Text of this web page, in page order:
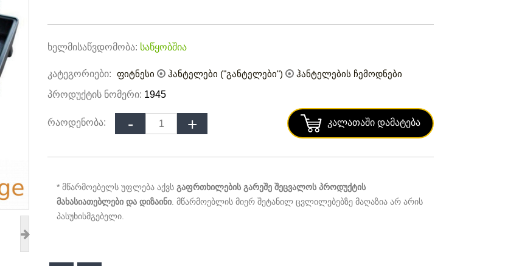
ხელმისაწვდომობა: საწყობშია
კატეგორიები: ფიტნესი ჰანტელები ("განტელები")
ჰანტელების ჩემოდნები
პროდუქტის ნომერი: 1945
რაოდენობა: Კალათაში Დამატება
* მწარმოებელს უფლება აქვს გაფრთხილების გარეშე შეცვალოს პროდუქტის
მახასიათებლები და დიზაინი . მწარმოებლის მიერ შეტანილ ცვლილებებზე მაღაზია არ არის
პასუხისმგებელი.